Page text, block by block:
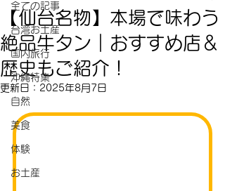
全ての記事
台湾お土産
国内旅行
沖縄特集
自然
美食
体験
お土産
【仙台名物】本場で味わう
絶品牛タン｜おすすめ店＆
歴史もご紹介！
更新日： 2025年8月7日